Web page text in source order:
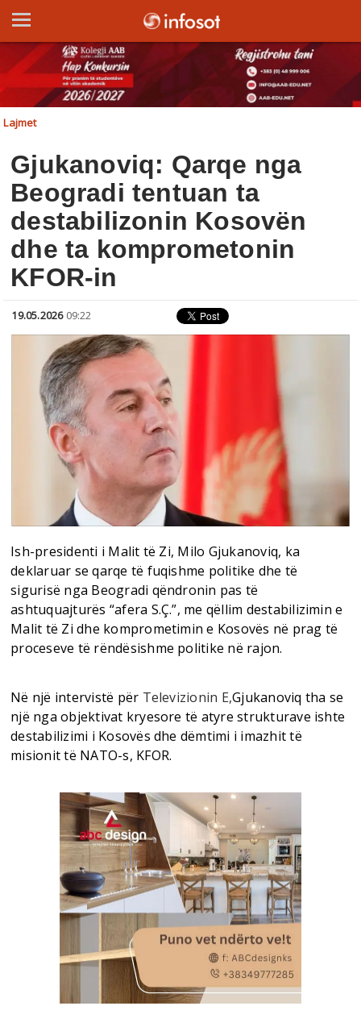
Lajmet
Gjukanoviq: Qarqe nga
Beogradi tentuan ta
destabilizonin Kosovën
dhe ta komprometonin
KFOR-in
19.05.2026 09:22
Ish-presidenti i Malit të Zi, Milo Gjukanoviq, ka
deklaruar se qarqe të fuqishme politike dhe të
sigurisë nga Beogradi qëndronin pas të
ashtuquajturës “afera S.Ç.”, me qëllim destabilizimin e
Malit të Zi dhe komprometimin e Kosovës në prag të
proceseve të rëndësishme politike në rajon.
Në një intervistë për Televizionin E,Gjukanoviq tha se
një nga objektivat kryesore të atyre strukturave ishte
destabilizimi i Kosovës dhe dëmtimi i imazhit të
misionit të NATO-s, KFOR.